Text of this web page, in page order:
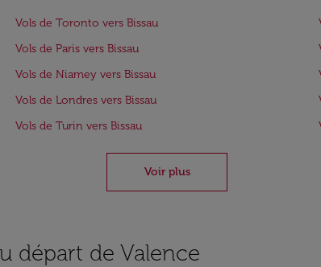
Vols de Toronto vers Bissau
Vols de Paris vers Bissau
Vols de Niamey vers Bissau
Vols de Londres vers Bissau
Vols de Turin vers Bissau
Voir plus
départ de Valence